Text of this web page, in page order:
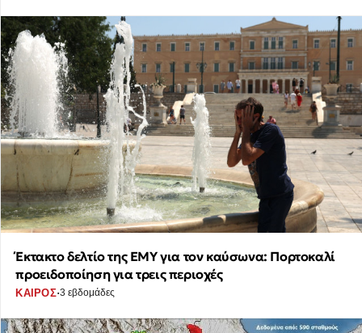
Έκτακτο δελτίο της ΕΜΥ για τον καύσωνα: Πορτοκαλί
προειδοποίηση για τρεις περιοχές
ΚΑΙΡΟΣ·3 εβδομάδες